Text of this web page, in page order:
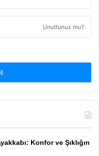
Unuttunuz mu?
Konfor ve Şıklığın